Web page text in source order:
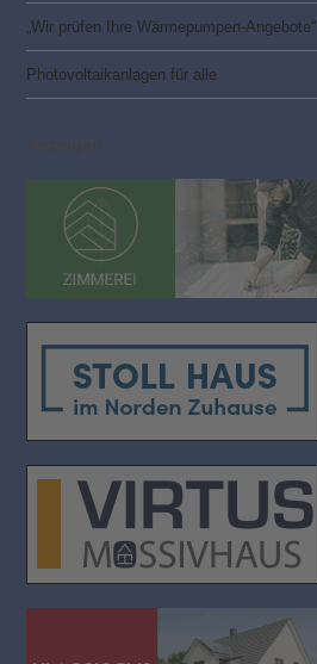
„Wir prüfen Ihre Wärmepumpen-Angebote“
Photovoltaik­­anlagen für alle